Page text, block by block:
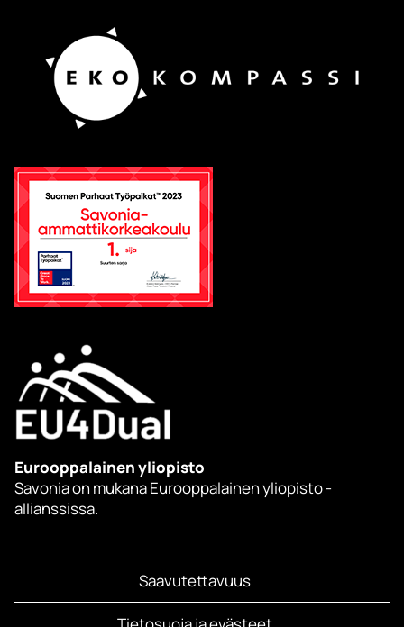
Eurooppalainen yliopisto
Savonia on mukana Eurooppalainen yliopisto -
allianssissa.
Saavutettavuus